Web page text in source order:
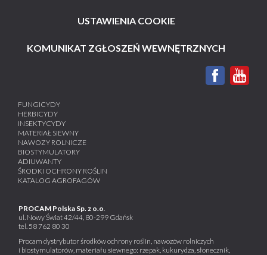
USTAWIENIA COOKIE
KOMUNIKAT ZGŁOSZEŃ WEWNĘTRZNYCH
FUNGICYDY
HERBICYDY
INSEKTYCYDY
MATERIAŁ SIEWNY
NAWOZY ROLNICZE
BIOSTYMULATORY
ADIUWANTY
ŚRODKI OCHRONY ROŚLIN
KATALOG AGROFAGÓW
PROCAM Polska Sp. z o.o.
ul. Nowy Świat 42/44, 80-299 Gdańsk
tel. 58 762 80 30
Procam dystrybutor środków ochrony roślin, nawozów rolniczych
i biostymulatorów, materiału siewnego: rzepak, kukurydza, słonecznik,